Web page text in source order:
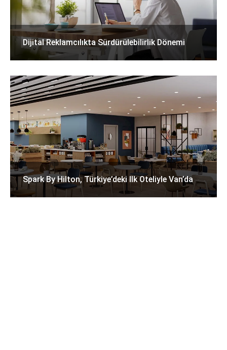
Dijital Reklamcılıkta Sürdürülebilirlik Dönemi
Spark By Hilton, Türkiye’deki Ilk Oteliyle Van’da